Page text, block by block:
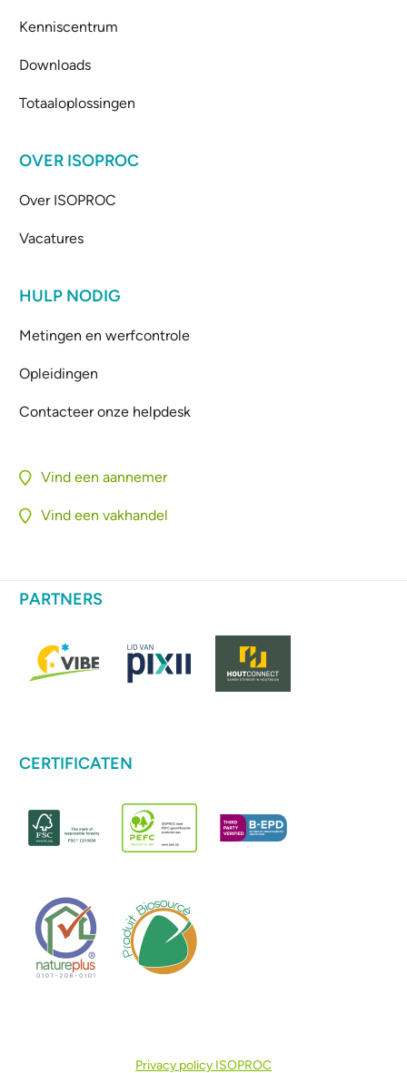
Kenniscentrum
Downloads
Totaaloplossingen
OVER ISOPROC
Over ISOPROC
Vacatures
HULP NODIG
Metingen en werfcontrole
Opleidingen
Contacteer onze helpdesk
Vind een aannemer
Vind een vakhandel
PARTNERS
CERTIFICATEN
Privacy policy ISOPROC